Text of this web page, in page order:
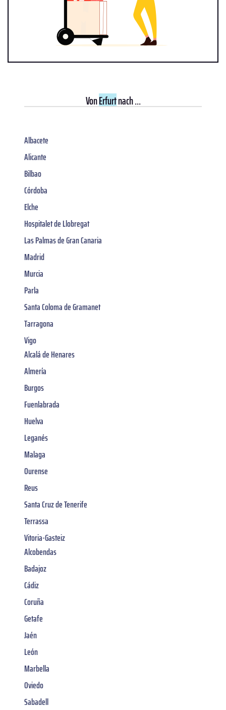
VonErfurtnach ...
Albacete
Alicante
Bilbao
Córdoba
Elche
Hospitalet de Llobregat
Las Palmas de Gran Canaria
Madrid
Murcia
Parla
Santa Coloma de Gramanet
Tarragona
Vigo
Alcalá de Henares
Almería
Burgos
Fuenlabrada
Huelva
Leganés
Malaga
Ourense
Reus
Santa Cruz de Tenerife
Terrassa
Vitoria-Gasteiz
Alcobendas
Badajoz
Cádiz
Coruña
Getafe
Jaén
León
Marbella
Oviedo
Sabadell